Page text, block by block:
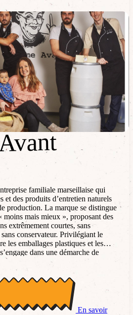
familiale marseillaise qui
et des produits d’entretien naturels
production. La marque se distingue
moins mais mieux », proposant des
extrêmement courtes, sans
conservateur. Privilégiant le
les emballages plastiques et les
dans une démarche de
déchet. À travers des
savon à l’huile d’olive ou le
l’entreprise vise à redonner du
en proposant des
et respectueuses de
la famille.
En savoir